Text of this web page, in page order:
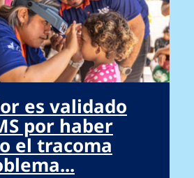
es validado
por haber
el tracoma